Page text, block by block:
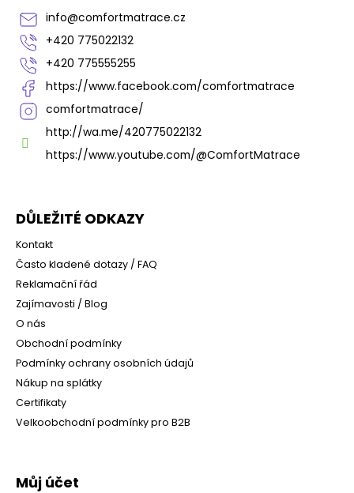
p
r
v
i
u
info@comfortmatrace.cz
+420 775022132
+420 775555255
https://www.facebook.com/comfortmatrace
comfortmatrace/
http://wa.me/420775022132
https://www.youtube.com/@ComfortMatrace
DŮLEŽITÉ ODKAZY
Kontakt
Často kladené dotazy / FAQ
Reklamační řád
Zajímavosti / Blog
O nás
Obchodní podmínky
Podmínky ochrany osobních údajů
Nákup na splátky
Certifikaty
Velkoobchodní podmínky pro B2B
Můj účet